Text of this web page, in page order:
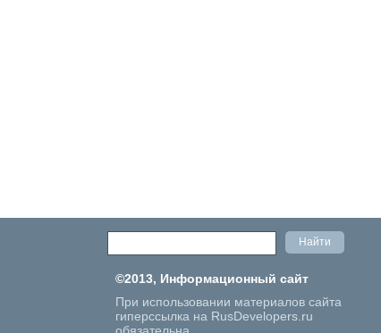
©2013, Информационный сайт
При использовании материалов сайта
гиперссылка на RusDevelopers.ru